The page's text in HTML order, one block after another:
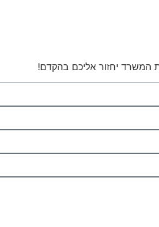
המשרד יחזור אליכם בהקדם!